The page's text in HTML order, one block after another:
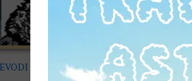
16. 09. 2017.